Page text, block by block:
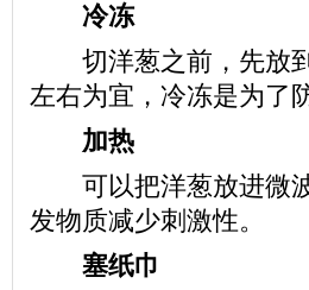
冷冻
切洋葱之前，先放到
左右为宜，冷冻是为了
加热
可以把洋葱放进微波
发物质减少刺激性。
塞纸巾